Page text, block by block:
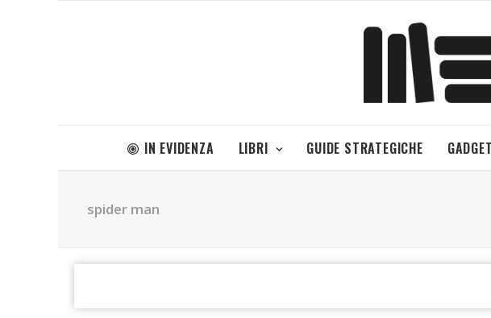
IN EVIDENZA LIBRI GUIDE STRATEGICHE GADGET
spider man